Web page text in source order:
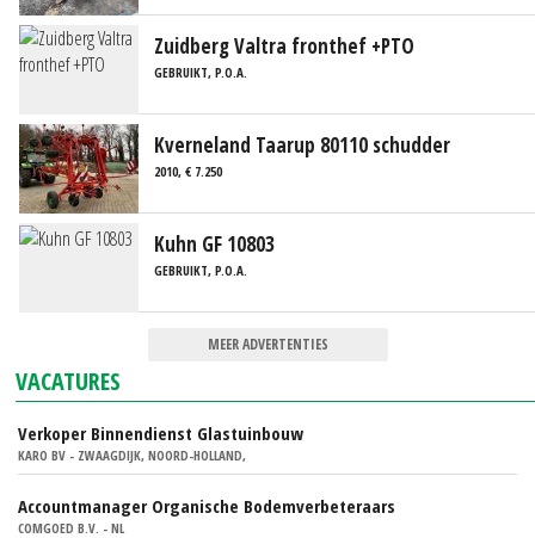
Zuidberg Valtra fronthef +PTO
GEBRUIKT, P.O.A.
Kverneland Taarup 80110 schudder
2010, € 7.250
Kuhn GF 10803
GEBRUIKT, P.O.A.
MEER ADVERTENTIES
VACATURES
Verkoper Binnendienst Glastuinbouw
KARO BV - ZWAAGDIJK, NOORD-HOLLAND,
Accountmanager Organische Bodemverbeteraars
COMGOED B.V. - NL